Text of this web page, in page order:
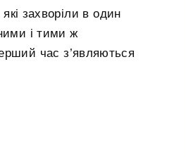
захворіли в один
і тими ж
час з’являються